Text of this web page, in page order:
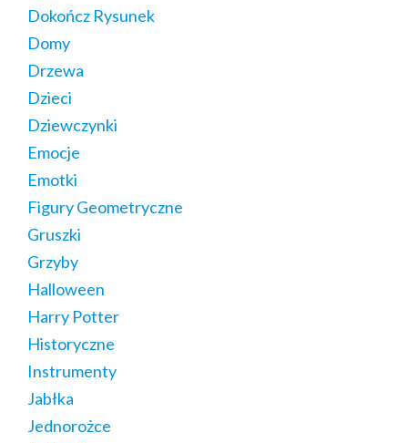
Dokończ Rysunek
Domy
Drzewa
Dzieci
Dziewczynki
Emocje
Emotki
Figury Geometryczne
Gruszki
Grzyby
Halloween
Harry Potter
Historyczne
Instrumenty
Jabłka
Jednorożce